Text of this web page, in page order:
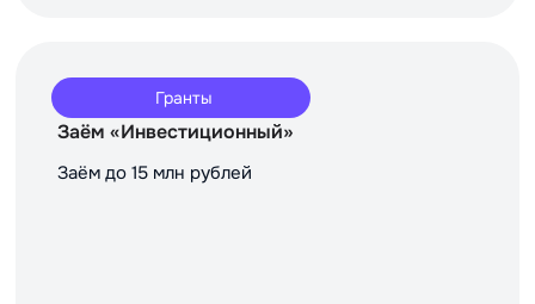
Гранты
Заём «Инвестиционный»
Заём до 15 млн рублей